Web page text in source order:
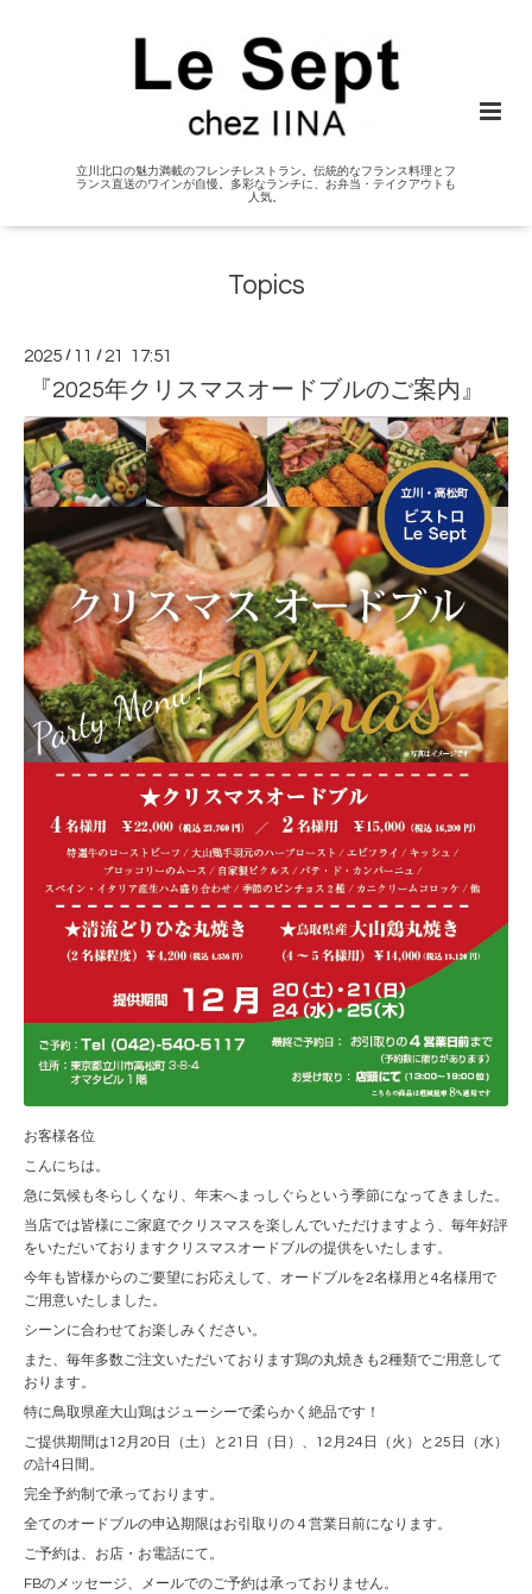
立川北口の魅力満載のフレンチレストラン。伝統的なフランス料理とフ
ランス直送のワインが自慢。多彩なランチに、お弁当・テイクアウトも
人気。
Topics
2025 / 11 / 21 17:51
『2025年クリスマスオードブルのご案内』
お客様各位
こんにちは。
急に気候も冬らしくなり、年末へまっしぐらという季節になってきました。
当店では皆様にご家庭でクリスマスを楽しんでいただけますよう、毎年好評
をいただいておりますクリスマスオードブルの提供をいたします。
今年も皆様からのご要望にお応えして、オードブルを2名様用と4名様用で
ご用意いたしました。
シーンに合わせてお楽しみください。
また、毎年多数ご注文いただいております鶏の丸焼きも2種類でご用意して
おります。
特に鳥取県産大山鶏はジューシーで柔らかく絶品です！
ご提供期間は12月20日（土）と21日（日）、12月24日（火）と25日（水）
の計4日間。
完全予約制で承っております。
全てのオードブルの申込期限はお引取りの４営業日前になります。
ご予約は、お店・お電話にて。
FBのメッセージ、メールでのご予約は承っておりません。